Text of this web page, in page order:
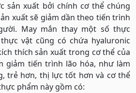
sản xuất bởi chính cơ thể chúng
xuất sẽ giảm dần theo tiến trình
May mắn thay một số thực
vật cũng có chứa hyaluronic
thích sản xuất trong cơ thể của
giảm tiến trình lão hóa, như làm
trẻ hơn, thị lực tốt hơn và cơ thể
phẩm này gồm có: